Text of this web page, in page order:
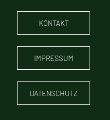
KONTAKT
IMPRESSUM
DATENSCHUTZ